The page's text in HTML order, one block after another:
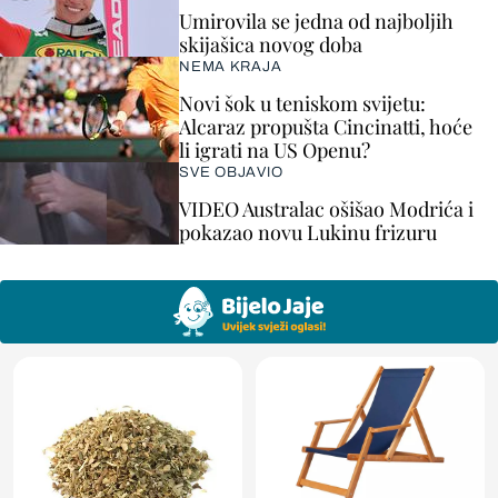
Umirovila se jedna od najboljih
skijašica novog doba
NEMA KRAJA
Novi šok u teniskom svijetu:
Alcaraz propušta Cincinatti, hoće
li igrati na US Openu?
SVE OBJAVIO
VIDEO Australac ošišao Modrića i
pokazao novu Lukinu frizuru